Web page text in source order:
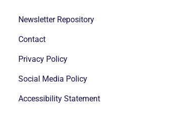
Newsletter Repository
Contact
Privacy Policy
Social Media Policy
Accessibility Statement